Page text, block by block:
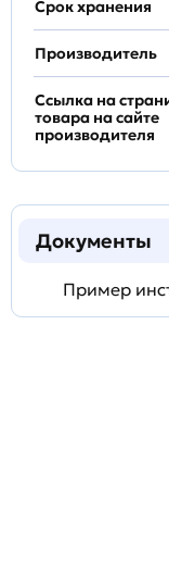
Срок хранения
Производитель
Ссылка на
товара на сайте
производителя
Документы
Пример